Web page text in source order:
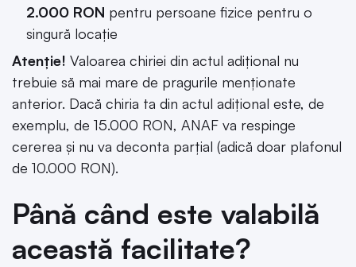
2.000 RON pentru persoane fizice pentru o
singură locație
Atenție! Valoarea chiriei din actul adițional nu
trebuie să mai mare de pragurile menționate
anterior. Dacă chiria ta din actul adițional este, de
exemplu, de 15.000 RON, ANAF va respinge
cererea și nu va deconta parțial (adică doar plafonul
de 10.000 RON).
Până când este valabilă
această facilitate?